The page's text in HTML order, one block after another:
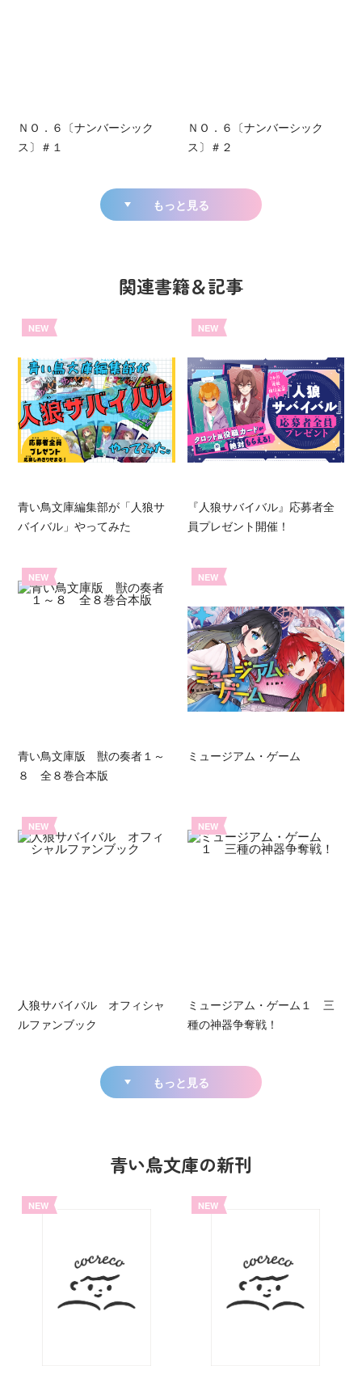
ＮＯ．６〔ナンバーシック
ス〕＃１
ＮＯ．６〔ナンバーシック
ス〕＃２
もっと見る
関連書籍＆記事
NEW
青い鳥文庫編集部が「人狼サ
バイバル」やってみた
NEW
『人狼サバイバル』応募者全
員プレゼント開催！
NEW
青い鳥文庫版 獣の奏者１～
８ 全８巻合本版
NEW
ミュージアム・ゲーム
NEW
人狼サバイバル オフィシャ
ルファンブック
NEW
ミュージアム・ゲーム１ 三
種の神器争奪戦！
もっと見る
青い鳥文庫の新刊
NEW NEW